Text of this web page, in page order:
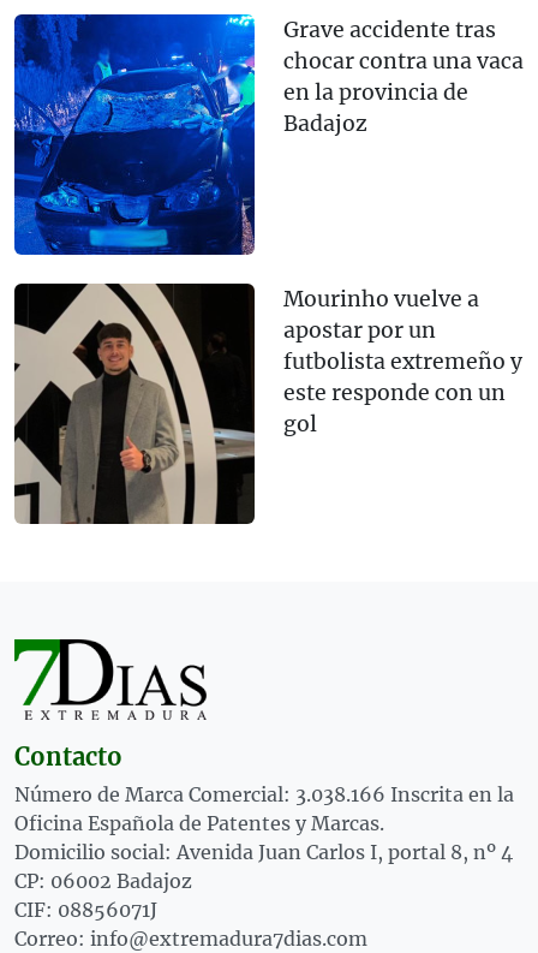
Grave accidente tras
chocar contra una vaca
en la provincia de
Badajoz
Mourinho vuelve a
apostar por un
futbolista extremeño y
este responde con un
gol
Contacto
Número de Marca Comercial: 3.038.166 Inscrita en la
Oficina Española de Patentes y Marcas.
Domicilio social: Avenida Juan Carlos I, portal 8, nº 4
CP: 06002 Badajoz
CIF: 08856071J
Correo: info@extremadura7dias.com